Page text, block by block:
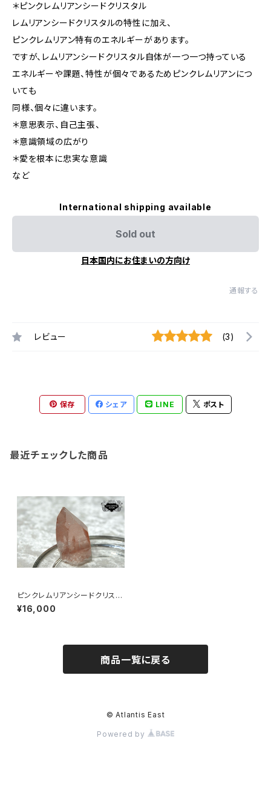
＊ピンクレムリアンシードクリスタル
レムリアンシードクリスタルの特性に加え、
ピンクレムリアン特有のエネルギーがあります。
ですが、レムリアンシードクリスタル自体が一つ一つ持っている
エネルギーや課題、特性が個々であるためピンクレムリアンにつ
いても
同様、個々に違います。
＊意思表示、自己主張、
＊意識領域の広がり
＊愛を根本に忠実な意識
など
International shipping available
Sold out
日本国内にお住まいの方向け
通報する
レビュー (3)
保存 シェア LINE ポスト
最近チェックした商品
ピンクレムリアンシードクリスタ
ル ブラジル ミナスジェライス
産 P1108
¥16,000
商品一覧に戻る
© Atlantis East
Powered by